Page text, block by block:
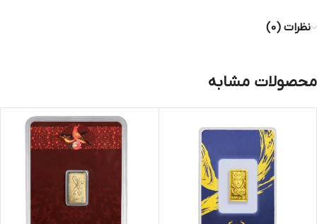
نظرات (0)
محصولات مشابه